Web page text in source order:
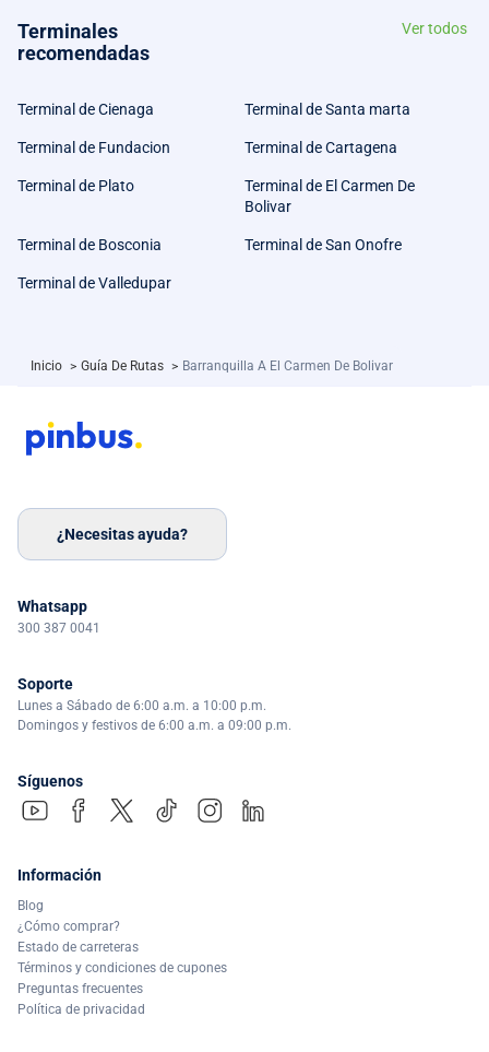
Terminales
recomendadas
Ver todos
Terminal de Cienaga Terminal de Santa marta
Terminal de Fundacion Terminal de Cartagena
Terminal de Plato
Terminal de El Carmen De
Bolivar
Terminal de Bosconia Terminal de San Onofre
Terminal de Valledupar
Inicio > Guía De Rutas > Barranquilla A El Carmen De Bolivar
¿Necesitas ayuda?
Whatsapp
300 387 0041
Soporte
Lunes a Sábado de 6:00 a.m. a 10:00 p.m.
Domingos y festivos de 6:00 a.m. a 09:00 p.m.
Síguenos
Información
Blog
¿Cómo comprar?
Estado de carreteras
Términos y condiciones de cupones
Preguntas frecuentes
Política de privacidad